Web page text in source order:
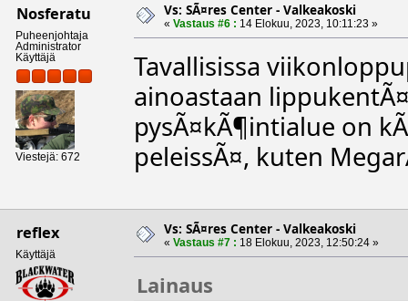
Nosferatu
Puheenjohtaja
Administrator
Käyttäjä
Viestejä: 672
Vs: SÃ¤res Center - Valkeakoski
« Vastaus #6 : 14 Elokuu, 2023, 10:11:23 »
Tavallisissa
ainoastaan
pysÃ¤kÃ¶intialue on
peleissÃ¤, kuten
reflex
Käyttäjä
Vs: SÃ¤res Center - Valkeakoski
« Vastaus #7 : 18 Elokuu, 2023, 12:50:24 »
Lainaus